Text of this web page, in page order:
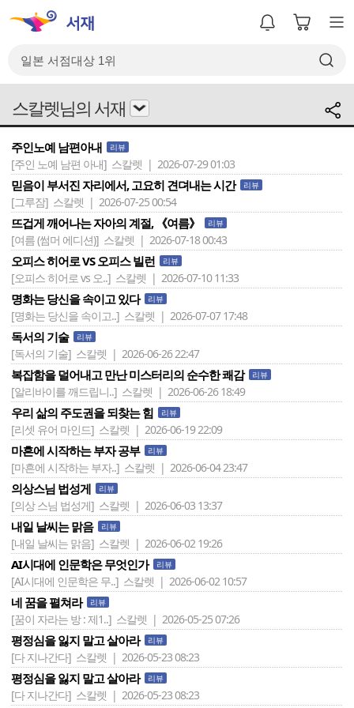
스칼렛님의 서재
주인노예 남편아내 리뷰
[주인 노예 남편 아내] 스칼렛 | 2026-07-29 01:03
믿음이 부서진 자리에서, 고요히 견뎌내는 시간 리뷰
[그루잠] 스칼렛 | 2026-07-25 00:54
뜨겁게 깨어나는 자아의 계절, 《여름》 리뷰
[여름 (썸머 에디션)] 스칼렛 | 2026-07-18 00:43
오피스 히어로 VS 오피스 빌런 리뷰
[오피스 히어로 vs 오..] 스칼렛 | 2026-07-10 11:33
명화는 당신을 속이고 있다 리뷰
[명화는 당신을 속이고..] 스칼렛 | 2026-07-07 17:48
독서의 기술 리뷰
[독서의 기술] 스칼렛 | 2026-06-26 22:47
복잡함을 덜어내고 만난 미스터리의 순수한 쾌감 리뷰
[알리바이를 깨드립니..] 스칼렛 | 2026-06-26 18:49
우리 삶의 주도권을 되찾는 힘 리뷰
[리셋 유어 마인드] 스칼렛 | 2026-06-19 22:09
마흔에 시작하는 부자 공부 리뷰
[마흔에 시작하는 부자..] 스칼렛 | 2026-06-04 23:47
의상스님 법성게 리뷰
[의상 스님 법성게] 스칼렛 | 2026-06-03 13:37
내일 날씨는 맑음 리뷰
[내일 날씨는 맑음] 스칼렛 | 2026-06-02 19:26
AI시대에 인문학은 무엇인가 리뷰
[AI시대에 인문학은 무..] 스칼렛 | 2026-06-02 10:57
네 꿈을 펼쳐라 리뷰
[꿈이 자라는 방 : 제1..] 스칼렛 | 2026-05-25 07:26
평정심을 잃지 말고 살아라 리뷰
[다 지나간다] 스칼렛 | 2026-05-23 08:23
평정심을 잃지 말고 살아라 리뷰
[다 지나간다] 스칼렛 | 2026-05-23 08:23